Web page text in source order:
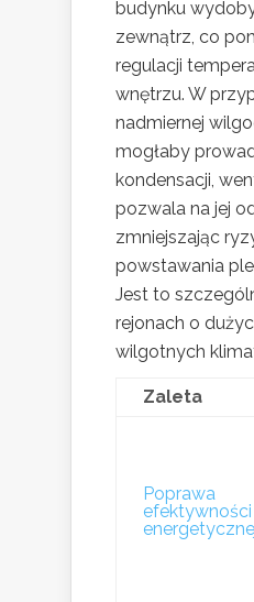
budynku
zewnątrz, co
regulacji
wnętrzu. W
nadmiernej
mogłaby
kondensacji,
pozwala na jej
zmniejszając
powstawania
Jest to
rejonach o
wilgotnych
Zaleta
Poprawa
efektywności